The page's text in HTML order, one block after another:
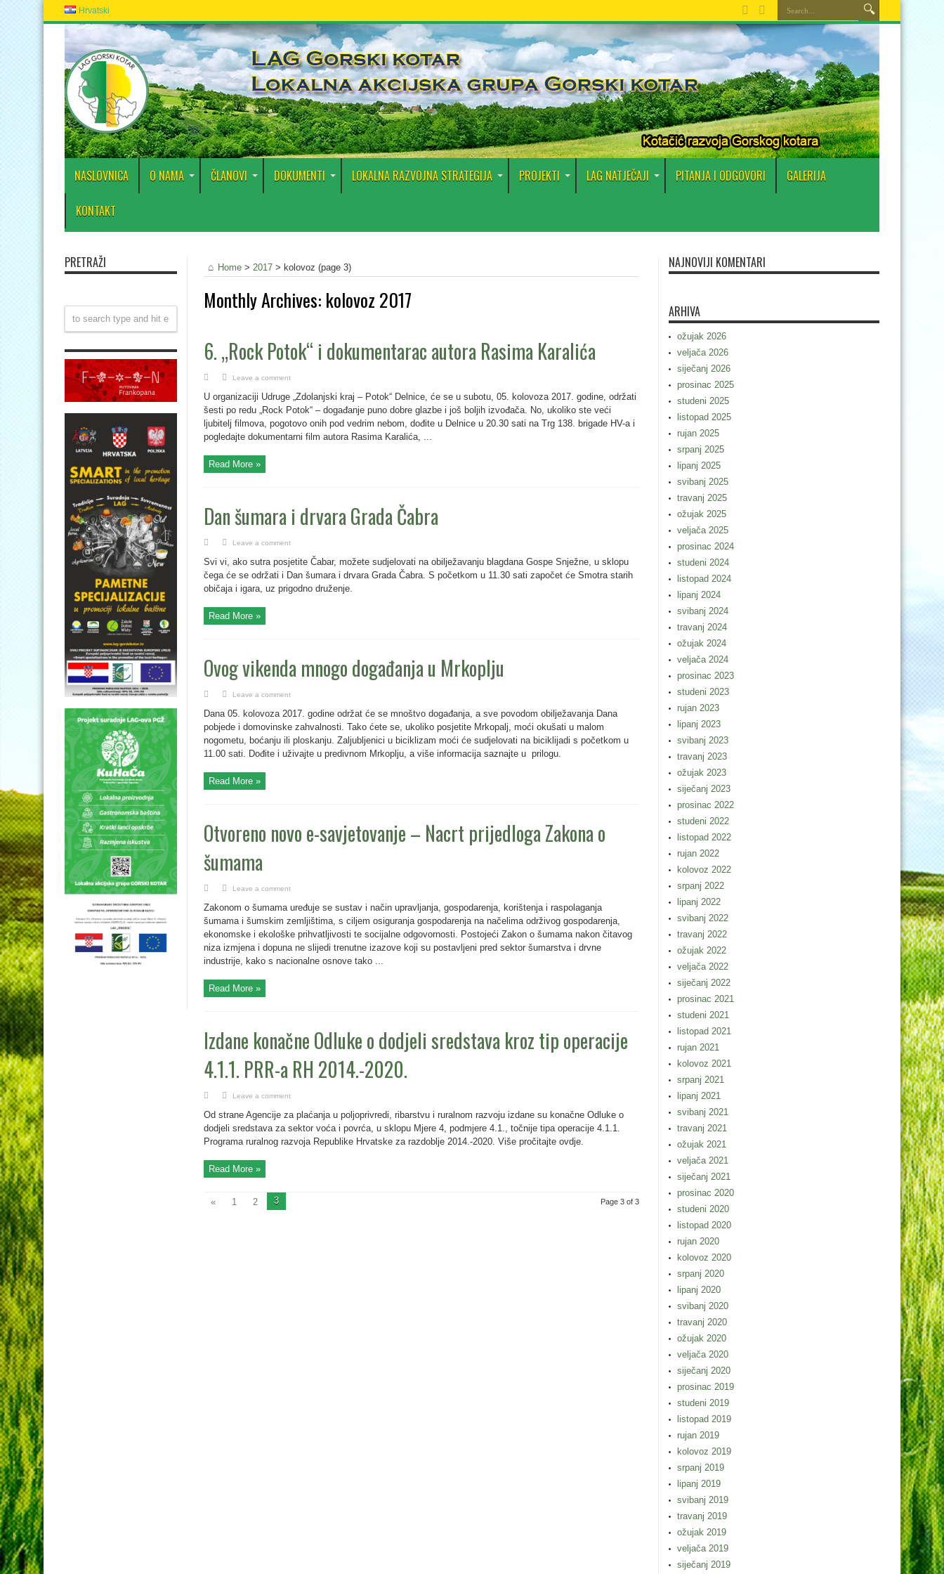
Hrvatski
NASLOVNICA O NAMA ČLANOVI DOKUMENTI LOKALNA RAZVOJNA STRATEGIJA PROJEKTI LAG NATJEČAJI PITANJA I ODGOVORI GALERIJA
KONTAKT
Home > 2017 > kolovoz (page 3)
Monthly Archives: kolovoz 2017
6. „Rock Potok“ i dokumentarac autora Rasima Karalića
Leave a comment
U organizaciji Udruge „Zdolanjski kraj – Potok“ Delnice, će se u subotu, 05. kolovoza 2017. godine, održati
šesti po redu „Rock Potok“ – događanje puno dobre glazbe i još boljih izvođača. No, ukoliko ste veći
ljubitelj filmova, pogotovo onih pod vedrim nebom, dođite u Delnice u 20.30 sati na Trg 138. brigade HV-a i
pogledajte dokumentarni film autora Rasima Karalića, ...
Read More »
Dan šumara i drvara Grada Čabra
Leave a comment
Svi vi, ako sutra posjetite Čabar, možete sudjelovati na obilježavanju blagdana Gospe Snježne, u sklopu
čega će se održati i Dan šumara i drvara Grada Čabra. S početkom u 11.30 sati započet će Smotra starih
običaja i igara, uz prigodno druženje.
Read More »
Ovog vikenda mnogo događanja u Mrkoplju
Leave a comment
Dana 05. kolovoza 2017. godine održat će se mnoštvo događanja, a sve povodom obilježavanja Dana
pobjede i domovinske zahvalnosti. Tako ćete se, ukoliko posjetite Mrkopalj, moći okušati u malom
nogometu, boćanju ili ploskanju. Zaljubljenici u biciklizam moći će sudjelovati na biciklijadi s početkom u
11.00 sati. Dođite i uživajte u predivnom Mrkoplju, a više informacija saznajte u prilogu.
Read More »
Otvoreno novo e-savjetovanje – Nacrt prijedloga Zakona o
šumama
Leave a comment
Zakonom o šumama uređuje se sustav i način upravljanja, gospodarenja, korištenja i raspolaganja
šumama i šumskim zemljištima, s ciljem osiguranja gospodarenja na načelima održivog gospodarenja,
ekonomske i ekološke prihvatljivosti te socijalne odgovornosti. Postojeći Zakon o šumama nakon čitavog
niza izmjena i dopuna ne slijedi trenutne izazove koji su postavljeni pred sektor šumarstva i drvne
industrije, kako s nacionalne osnove tako ...
Read More »
Izdane konačne Odluke o dodjeli sredstava kroz tip operacije
4.1.1. PRR-a RH 2014.-2020.
Leave a comment
Od strane Agencije za plaćanja u poljoprivredi, ribarstvu i ruralnom razvoju izdane su konačne Odluke o
dodjeli sredstava za sektor voća i povrća, u sklopu Mjere 4, podmjere 4.1., točnije tipa operacije 4.1.1.
Programa ruralnog razvoja Republike Hrvatske za razdoblje 2014.-2020. Više pročitajte ovdje.
Read More »
Page 3 of 3
« 1 2 3
PRETRAŽI NAJNOVIJI KOMENTARI
ARHIVA
ožujak 2026
veljača 2026
siječanj 2026
prosinac 2025
studeni 2025
listopad 2025
rujan 2025
srpanj 2025
lipanj 2025
svibanj 2025
travanj 2025
ožujak 2025
veljača 2025
prosinac 2024
studeni 2024
listopad 2024
lipanj 2024
svibanj 2024
travanj 2024
ožujak 2024
veljača 2024
prosinac 2023
studeni 2023
rujan 2023
lipanj 2023
svibanj 2023
travanj 2023
ožujak 2023
siječanj 2023
prosinac 2022
studeni 2022
listopad 2022
rujan 2022
kolovoz 2022
srpanj 2022
lipanj 2022
svibanj 2022
travanj 2022
ožujak 2022
veljača 2022
siječanj 2022
prosinac 2021
studeni 2021
listopad 2021
rujan 2021
kolovoz 2021
srpanj 2021
lipanj 2021
svibanj 2021
travanj 2021
ožujak 2021
veljača 2021
siječanj 2021
prosinac 2020
studeni 2020
listopad 2020
rujan 2020
kolovoz 2020
srpanj 2020
lipanj 2020
svibanj 2020
travanj 2020
ožujak 2020
veljača 2020
siječanj 2020
prosinac 2019
studeni 2019
listopad 2019
rujan 2019
kolovoz 2019
srpanj 2019
lipanj 2019
svibanj 2019
travanj 2019
ožujak 2019
veljača 2019
siječanj 2019